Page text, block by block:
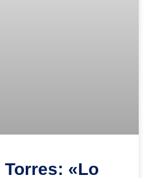
«Lo